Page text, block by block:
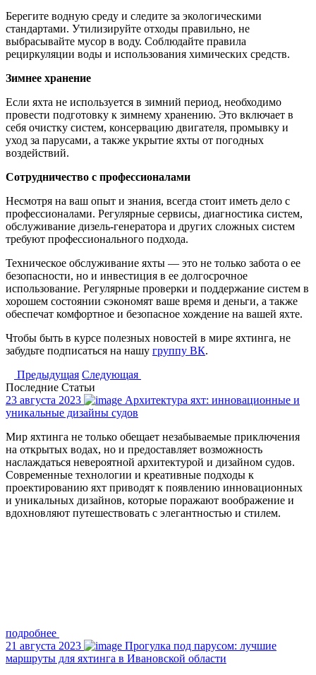
Берегите водную среду и следите за экологическими
стандартами. Утилизируйте отходы правильно, не
выбрасывайте мусор в воду. Соблюдайте правила
рециркуляции воды и использования химических средств.
Зимнее хранение
Если яхта не используется в зимний период, необходимо
провести подготовку к зимнему хранению. Это включает в
себя очистку систем, консервацию двигателя, промывку и
уход за парусами, а также укрытие яхты от погодных
воздействий.
Сотрудничество с профессионалами
Несмотря на ваш опыт и знания, всегда стоит иметь дело с
профессионалами. Регулярные сервисы, диагностика систем,
обслуживание дизель-генератора и других сложных систем
требуют профессионального подхода.
Техническое обслуживание яхты — это не только забота о ее
безопасности, но и инвестиция в ее долгосрочное
использование. Регулярные проверки и поддержание систем в
хорошем состоянии сэкономят ваше время и деньги, а также
обеспечат комфортное и безопасное хождение на вашей яхте.
Чтобы быть в курсе полезных новостей в мире яхтинга, не
забудьте подписаться на нашу группу ВК.
Предыдущая Следующая
Последние Статьи
23 августа 2023
Архитектура яхт: инновационные и
уникальные дизайны судов
Мир яхтинга не только обещает незабываемые приключения
на открытых водах, но и предоставляет возможность
наслаждаться невероятной архитектурой и дизайном судов.
Современные технологии и креативные подходы к
проектированию яхт приводят к появлению инновационных
и уникальных дизайнов, которые поражают воображение и
вдохновляют путешествовать с элегантностью и стилем.
подробнее
21 августа 2023
Прогулка под парусом: лучшие
маршруты для яхтинга в Ивановской области